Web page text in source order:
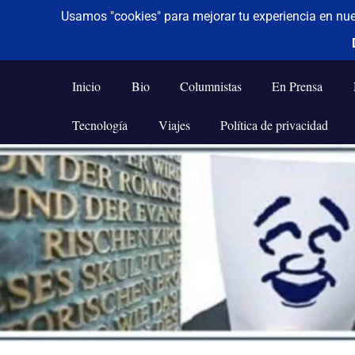
Saltar
al
contenido
De todo un poco
Frases,
Humor,
Tecnología
y
Viajes
Inicio Bio Columnistas En Prensa
Tecnología Viajes Política de privacidad